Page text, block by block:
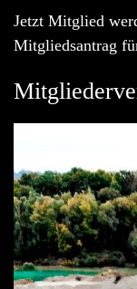
Jetzt Mitglied
Mitgliedsantrag